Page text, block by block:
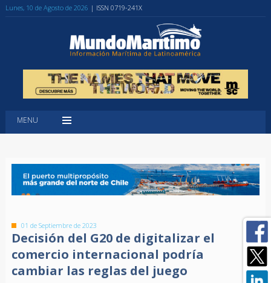
Lunes, 10 de Agosto de 2026 | ISSN 0719-241X
MENU
01 de Septiembre de 2023
Decisión del G20 de digitalizar el
comercio internacional podría
cambiar las reglas del juego